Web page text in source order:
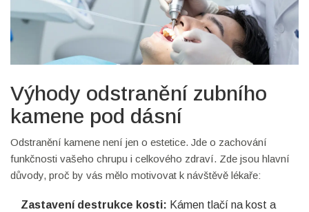
Výhody odstranění zubního
kamene pod dásní
Odstranění kamene není jen o estetice. Jde o zachování
funkčnosti vašeho chrupu i celkového zdraví. Zde jsou hlavní
důvody, proč by vás mělo motivovat k návštěvě lékaře:
Zastavení destrukce kosti: Kámen tlačí na kost a